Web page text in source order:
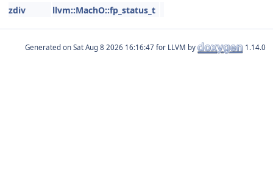
zdiv
llvm::MachO::fp_status_t
Generated on for LLVM by 1.14.0